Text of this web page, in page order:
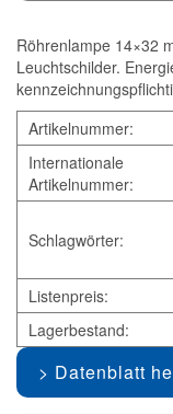
Röhrenlampe 14×32
Leuchtschilder.
Artikelnummer:
Internationale
Artikelnummer:
Schlagwörter:
Listenpreis:
Lagerbestand:
Datenblatt